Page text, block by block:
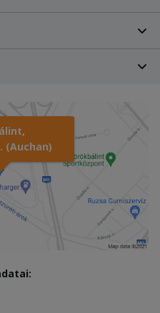
(Auchan)